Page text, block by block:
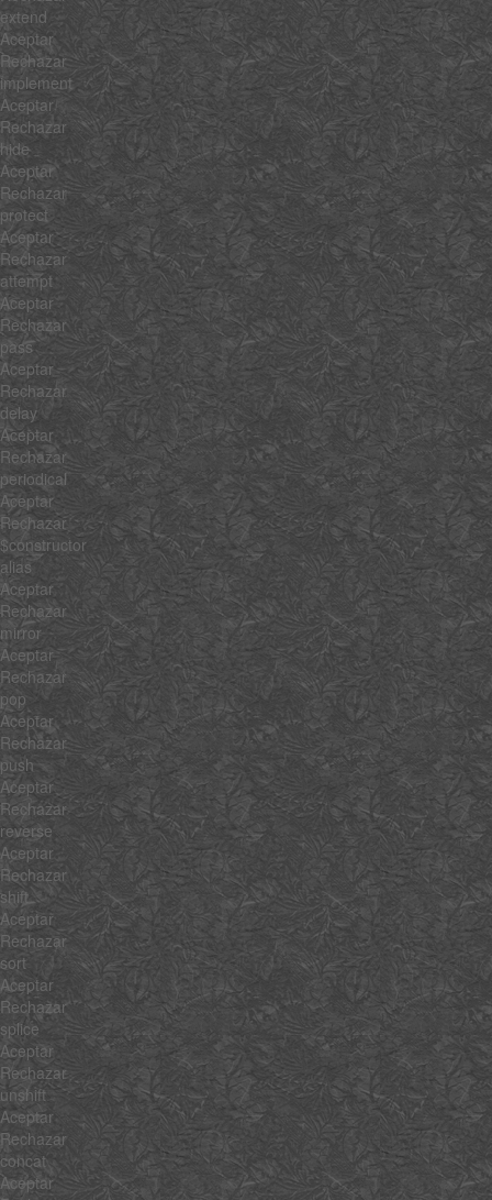
extend
Aceptar
Rechazar
implement
Aceptar
Rechazar
hide
Aceptar
Rechazar
protect
Aceptar
Rechazar
attempt
Aceptar
Rechazar
pass
Aceptar
Rechazar
delay
Aceptar
Rechazar
periodical
Aceptar
Rechazar
$constructor
alias
Aceptar
Rechazar
mirror
Aceptar
Rechazar
pop
Aceptar
Rechazar
push
Aceptar
Rechazar
reverse
Aceptar
Rechazar
shift
Aceptar
Rechazar
sort
Aceptar
Rechazar
splice
Aceptar
Rechazar
unshift
Aceptar
Rechazar
concat
Aceptar